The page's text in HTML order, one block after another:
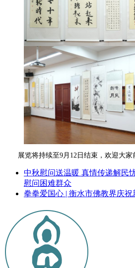
展览将持续至9月12日结束，欢迎大家
中秋慰问送温暖 真情传递解民
慰问困难群众
拳拳爱国心 | 衡水市佛教界庆